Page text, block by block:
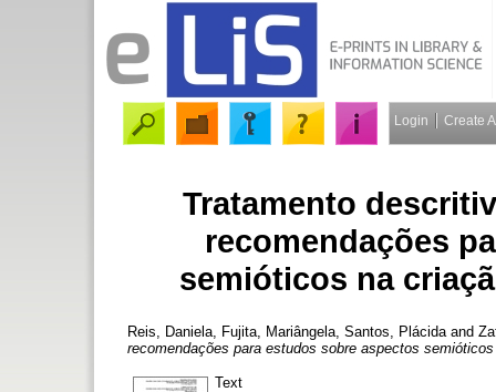
Login Create
Tratamento
recomendações
semióticos na
Reis, Daniela Fujita, Mariângela Santos, Plácida and
recomendações para estudos sobre aspectos
Text